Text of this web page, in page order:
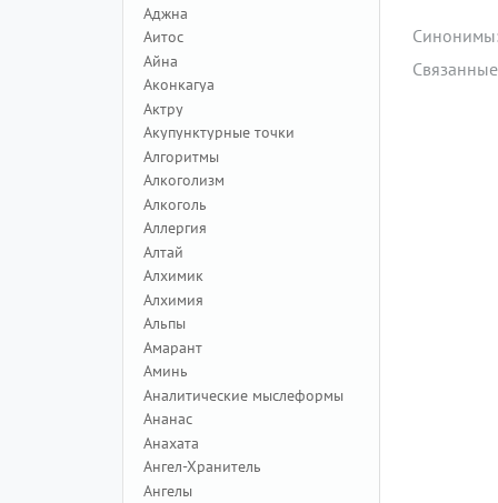
Аджна
Аитос
Айна
Аконкагуа
Актру
Акупунктурные точки
Алгоритмы
Алкоголизм
Алкоголь
Аллергия
Алтай
Алхимик
Алхимия
Альпы
Амарант
Аминь
Аналитические мыслеформы
Ананас
Анахата
Ангел-Хранитель
Ангелы